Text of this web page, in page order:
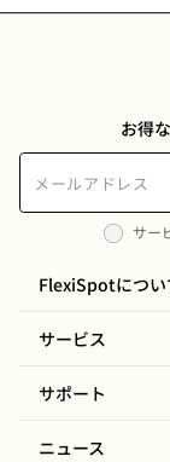
お得
サー
FlexiSpotについ
サービス
サポート
ニュース